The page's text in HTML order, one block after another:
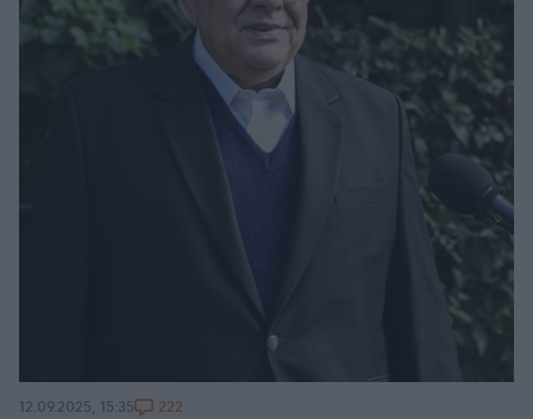
12.09.2025, 15:35 222